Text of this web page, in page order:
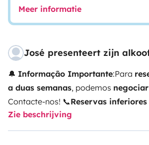
Meer informatie
José presenteert zijn
🔔 Informação Importante:Para
a duas semanas, podemos
Contacte-nos! 📞Reservas
incluem roupa de cama (disponível
pagamento adicional). 🛏️💶
Zie beschrijving